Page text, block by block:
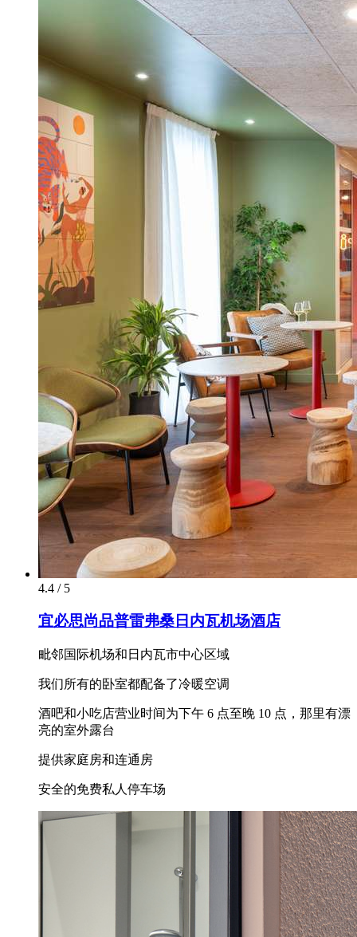
4.4 / 5
宜必思尚品普雷弗桑日内瓦机场酒店
毗邻国际机场和日内瓦市中心区域
我们所有的卧室都配备了冷暖空调
酒吧和小吃店营业时间为下午 6 点至晚 10 点，那里有漂
亮的室外露台
提供家庭房和连通房
安全的免费私人停车场